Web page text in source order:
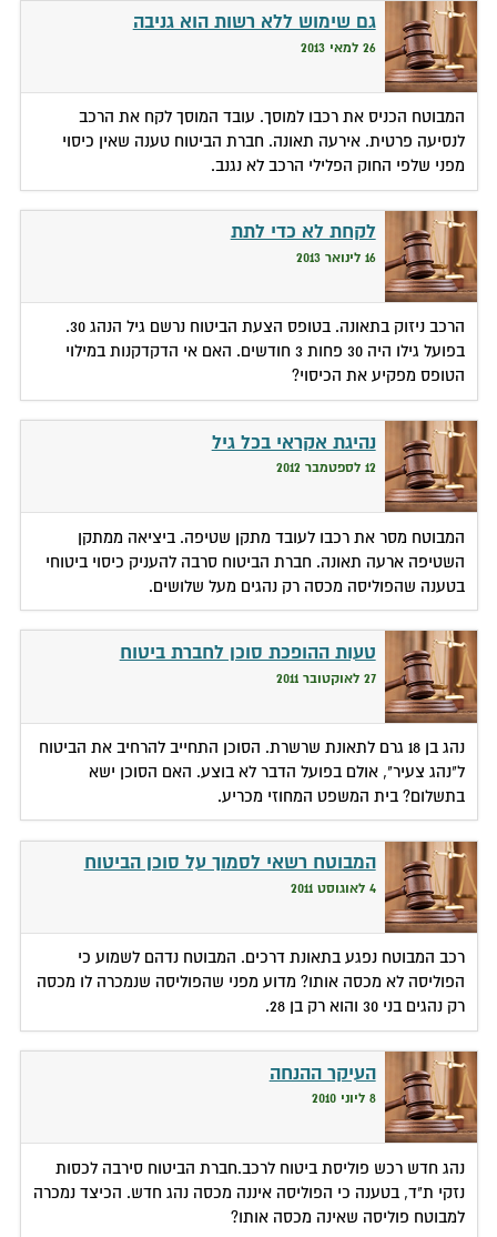
גם שימוש ללא רשות הוא גניבה
26 למאי 2013
המבוטח הכניס את רכבו למוסך. עובד המוסך לקח את הרכב
לנסיעה פרטית. אירעה תאונה. חברת הביטוח טענה שאין כיסוי
מפני שלפי החוק הפלילי הרכב לא נגנב.
לקחת לא כדי לתת
16 לינואר 2013
הרכב ניזוק בתאונה. בטופס הצעת הביטוח נרשם גיל הנהג 30.
בפועל גילו היה 30 פחות 3 חודשים. האם אי הדקדקנות במילוי
הטופס מפקיע את הכיסוי?
נהיגת אקראי בכל גיל
12 לספטמבר 2012
המבוטח מסר את רכבו לעובד מתקן שטיפה. ביציאה ממתקן
השטיפה ארעה תאונה. חברת הביטוח סרבה להעניק כיסוי ביטוחי
בטענה שהפוליסה מכסה רק נהגים מעל שלושים.
טעות ההופכת סוכן לחברת ביטוח
27 לאוקטובר 2011
נהג בן 18 גרם לתאונת שרשרת. הסוכן התחייב להרחיב את הביטוח
ל"נהג צעיר", אולם בפועל הדבר לא בוצע. האם הסוכן ישא
בתשלום? בית המשפט המחוזי מכריע.
המבוטח רשאי לסמוך על סוכן הביטוח
4 לאוגוסט 2011
רכב המבוטח נפגע בתאונת דרכים. המבוטח נדהם לשמוע כי
הפוליסה לא מכסה אותו? מדוע מפני שהפוליסה שנמכרה לו מכסה
רק נהגים בני 30 והוא רק בן 28.
העיקר ההנחה
8 ליוני 2010
נהג חדש רכש פוליסת ביטוח לרכב.חברת הביטוח סירבה לכסות
נזקי ת"ד, בטענה כי הפוליסה איננה מכסה נהג חדש. הכיצד נמכרה
למבוטח פוליסה שאינה מכסה אותו?